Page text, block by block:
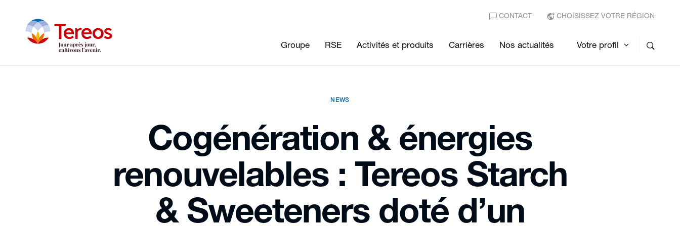
CONTACT CHOISISSEZ VOTRE RÉGION
Groupe RSE Activités et produits Carrières Nos actualités Votre profil
NEWS
Cogénération & énergies
renouvelables : Tereos Starch
& Sweeteners doté d’un